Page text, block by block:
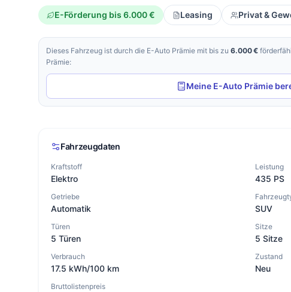
E-Förderung bis 6.000 € Leasing Privat &
Dieses Fahrzeug ist durch die E-Auto Prämie mit bis zu 6.000 €
Prämie:
Meine E-Auto Prämie
Fahrzeugdaten
Kraftstoff
Elektro
Leistung
435 PS
Getriebe
Automatik SUV
Türen
5 Türen
Sitze
5 Sitze
Verbrauch
17.5 kWh/100 km
Zustand
Neu
Bruttolistenpreis